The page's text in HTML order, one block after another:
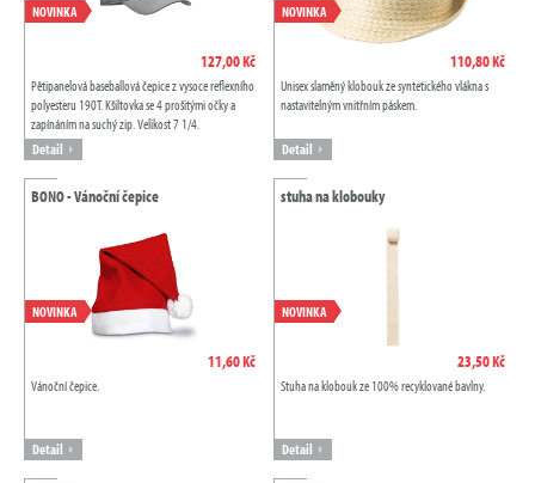
NOVINKA
127,00 Kč
Pětipanelová baseballová čepice z vysoce reflexního
polyesteru 190T. Kšiltovka se 4 prošitými očky a
zapínáním na suchý zip. Velikost 7 1/4.
Detail
NOVINKA
110,80 Kč
Unisex slaměný klobouk ze syntetického vlákna s
nastavitelným vnitřním páskem.
Detail
BONO - Vánoční čepice
NOVINKA
11,60 Kč
Vánoční čepice.
Detail
stuha na klobouky
NOVINKA
23,50 Kč
Stuha na klobouk ze 100% recyklované bavlny.
Detail